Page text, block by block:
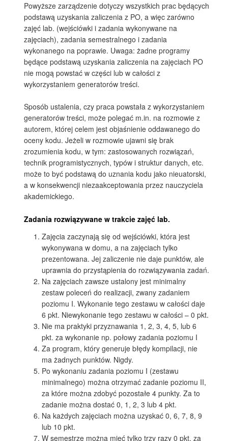
Powyższe zarządzenie dotyczy wszystkich prac będących
podstawą uzyskania zaliczenia z PO, a więc zarówno
zajęć lab. (wejściówki i zadania wykonywane na
zajęciach), zadania semestralnego i zadania
wykonanego na poprawie. Uwaga: żadne programy
będące podstawą uzyskania zaliczenia na zajęciach PO
nie mogą powstać w części lub w całości z
wykorzystaniem generatorów treści.
Sposób ustalenia, czy praca powstała z wykorzystaniem
generatorów treści, może polegać m.in. na rozmowie z
autorem, której celem jest objaśnienie oddawanego do
oceny kodu. Jeżeli w rozmowie ujawni się brak
zrozumienia kodu, w tym: zastosowanych rozwiązań,
technik programistycznych, typów i struktur danych, etc.
może to być podstawą do uznania kodu jako nieuatorski,
a w konsekwencji niezaakceptowania przez nauczyciela
akademickiego.
Zadania rozwiązywane w trakcie zajęć lab.
Zajęcia zaczynają się od wejściówki, która jest
wykonywana w domu, a na zajęciach tylko
prezentowana. Jej zaliczenie nie daje punktów, ale
uprawnia do przystąpienia do rozwiązywania zadań.
Na zajęciach zawsze ustalony jest minimalny
zestaw poleceń do realizacji, zwany zadaniem
poziomu I. Wykonanie tego zestawu w całości daje
6 pkt. Niewykonanie tego zestawu w całości – 0 pkt.
Nie ma praktyki przyznawania 1, 2, 3, 4, 5, lub 6
pkt. za wykonanie np. połowy zadania poziomu I
Za program, który generuje błędy kompilacji, nie
ma żadnych punktów. Nigdy.
Po wykonaniu zadania poziomu I (zestawu
minimalnego) można otrzymać zadanie poziomu II,
za które można zdobyć pozostałe 4 punkty. Za to
zadanie można dostać 0, 1, 2, 3 lub 4 pkt.
Na każdych zajęciach można uzyskać 0, 6, 7, 8, 9
lub 10 pkt.
W semestrze można mieć tylko trzy razy 0 pkt. za